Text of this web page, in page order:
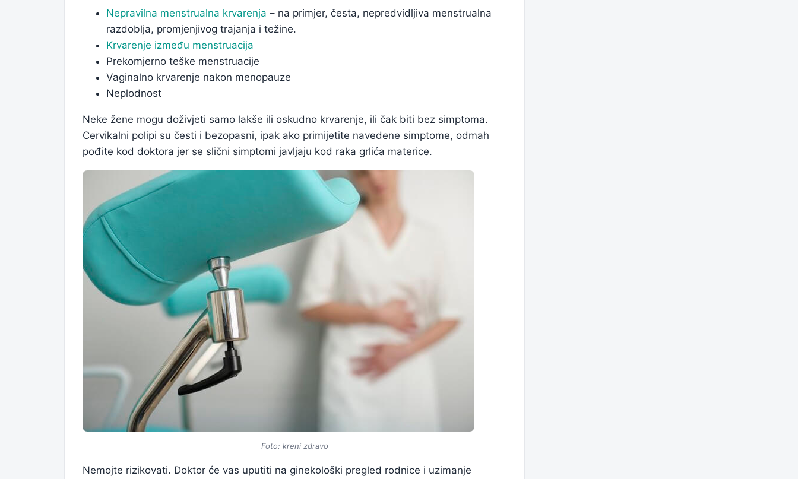
Nepravilna menstrualna krvarenja – na primjer, česta, nepredvidljiva menstrualna
razdoblja, promjenjivog trajanja i težine.
Krvarenje između menstruacija
Prekomjerno teške menstruacije
Vaginalno krvarenje nakon menopauze
Neplodnost
Neke žene mogu doživjeti samo lakše ili oskudno krvarenje, ili čak biti bez simptoma.
Cervikalni polipi su česti i bezopasni, ipak ako primijetite navedene simptome, odmah
pođite kod doktora jer se slični simptomi javljaju kod raka grlića materice.
Foto: kreni zdravo
Nemojte rizikovati. Doktor će vas uputiti na ginekološki pregled rodnice i uzimanje